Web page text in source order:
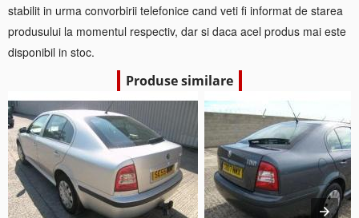
stabilit in urma convorbirii telefonice cand veti fi informat de starea
produsului la momentul respectiv, dar si daca acel produs mai este
disponibil in stoc.
Produse similare